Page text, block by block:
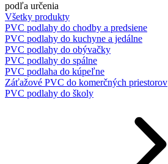
podľa určenia
Všetky produkty
PVC podlahy do chodby a predsiene
PVC podlahy do kuchyne a jedálne
PVC podlahy do obývačky
PVC podlahy do spálne
PVC podlaha do kúpeľne
Záťažové PVC do komerčných priestorov
PVC podlahy do školy